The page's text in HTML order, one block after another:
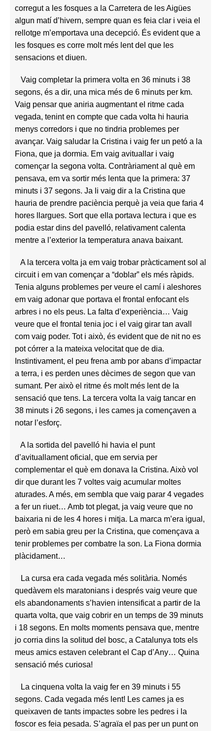
corregut a les fosques a la Carretera de les Aigües
algun matí d’hivern, sempre quan es feia clar i veia el
rellotge m’emportava una decepció. És evident que a
les fosques es corre molt més lent del que les
sensacions et diuen.
Vaig completar la primera volta en 36 minuts i 38
segons, és a dir, una mica més de 6 minuts per km.
Vaig pensar que aniria augmentant el ritme cada
vegada, tenint en compte que cada volta hi hauria
menys corredors i que no tindria problemes per
avançar. Vaig saludar la Cristina i vaig fer un petó a la
Fiona, que ja dormia. Em vaig avituallar i vaig
començar la segona volta. Contràriament al què em
pensava, em va sortir més lenta que la primera: 37
minuts i 37 segons. Ja li vaig dir a la Cristina que
hauria de prendre paciència perquè ja veia que faria 4
hores llargues. Sort que ella portava lectura i que es
podia estar dins del pavelló, relativament calenta
mentre a l’exterior la temperatura anava baixant.
A la tercera volta ja em vaig trobar pràcticament sol al
circuit i em van començar a “doblar” els més ràpids.
Tenia alguns problemes per veure el camí i aleshores
em vaig adonar que portava el frontal enfocant els
arbres i no els peus. La falta d’experiència… Vaig
veure que el frontal tenia joc i el vaig girar tan avall
com vaig poder. Tot i això, és evident que de nit no es
pot córrer a la mateixa velocitat que de dia.
Instintivament, el peu frena amb por abans d’impactar
a terra, i es perden unes dècimes de segon que van
sumant. Per això el ritme és molt més lent de la
sensació que tens. La tercera volta la vaig tancar en
38 minuts i 26 segons, i les cames ja començaven a
notar l’esforç.
A la sortida del pavelló hi havia el punt
d’avituallament oficial, que em servia per
complementar el què em donava la Cristina. Això vol
dir que durant les 7 voltes vaig acumular moltes
aturades. A més, em sembla que vaig parar 4 vegades
a fer un riuet… Amb tot plegat, ja vaig veure que no
baixaria ni de les 4 hores i mitja. La marca m’era igual,
però em sabia greu per la Cristina, que començava a
tenir problemes per combatre la son. La Fiona dormia
plàcidament…
La cursa era cada vegada més solitària. Només
quedàvem els maratonians i després vaig veure que
els abandonaments s’havien intensificat a partir de la
quarta volta, que vaig cobrir en un temps de 39 minuts
i 18 segons. En molts moments pensava que, mentre
jo corria dins la solitud del bosc, a Catalunya tots els
meus amics estaven celebrant el Cap d’Any… Quina
sensació més curiosa!
La cinquena volta la vaig fer en 39 minuts i 55
segons. Cada vegada més lent! Les cames ja es
queixaven de tants impactes sobre les pedres i la
foscor es feia pesada. S’agraïa el pas per un punt on